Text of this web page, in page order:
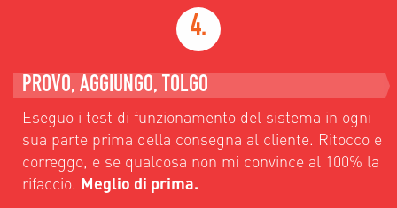
4.
PROVO, AGGIUNGO, TOLGO
Eseguo i test di funzionamento del sistema in ogni
sua parte prima della consegna al cliente. Ritocco e
correggo, e se qualcosa non mi convince al 100% la
rifaccio. Meglio di prima.